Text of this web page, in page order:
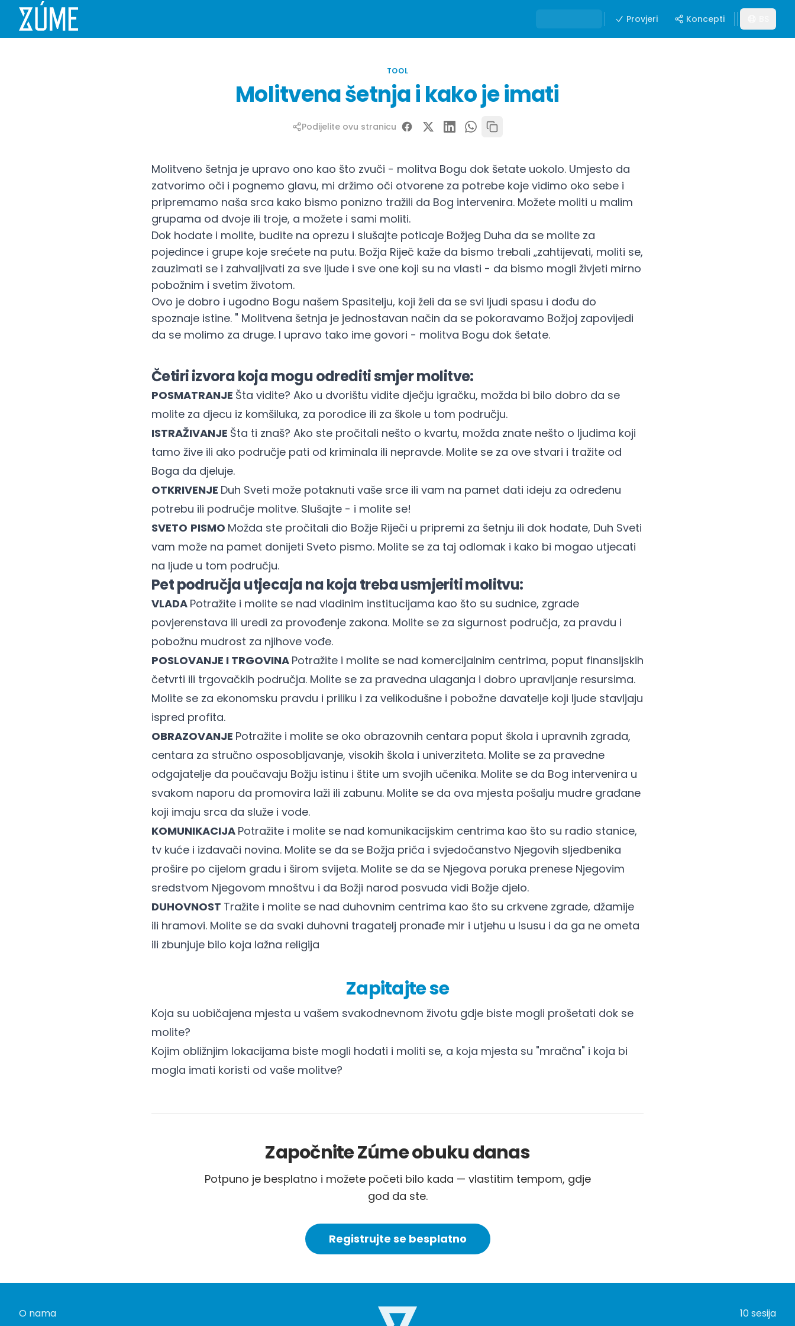
Provjeri Koncepti
TOOL
Molitvena šetnja i kako je imati
Podijelite ovu stranicu
Molitveno šetnja je upravo ono kao što zvuči - molitva Bogu dok šetate uokolo. Umjesto da
zatvorimo oči i pognemo glavu, mi držimo oči otvorene za potrebe koje vidimo oko sebe i
pripremamo naša srca kako bismo ponizno tražili da Bog intervenira. Možete moliti u malim
grupama od dvoje ili troje, a možete i sami moliti.
Dok hodate i molite, budite na oprezu i slušajte poticaje Božjeg Duha da se molite za
pojedince i grupe koje srećete na putu. Božja Riječ kaže da bismo trebali „zahtijevati, moliti se,
zauzimati se i zahvaljivati za sve ljude i sve one koji su na vlasti - da bismo mogli živjeti mirno
pobožnim i svetim životom.
Ovo je dobro i ugodno Bogu našem Spasitelju, koji želi da se svi ljudi spasu i dođu do
spoznaje istine. " Molitvena šetnja je jednostavan način da se pokoravamo Božjoj zapovijedi
da se molimo za druge. I upravo tako ime govori - molitva Bogu dok šetate.
Četiri izvora koja mogu odrediti smjer molitve:
POSMATRANJE Šta vidite? Ako u dvorištu vidite dječju igračku, možda bi bilo dobro da se
molite za djecu iz komšiluka, za porodice ili za škole u tom području.
ISTRAŽIVANJE Šta ti znaš? Ako ste pročitali nešto o kvartu, možda znate nešto o ljudima koji
tamo žive ili ako područje pati od kriminala ili nepravde. Molite se za ove stvari i tražite od
Boga da djeluje.
OTKRIVENJE Duh Sveti može potaknuti vaše srce ili vam na pamet dati ideju za određenu
potrebu ili područje molitve. Slušajte - i molite se!
SVETO PISMO Možda ste pročitali dio Božje Riječi u pripremi za šetnju ili dok hodate, Duh Sveti
vam može na pamet donijeti Sveto pismo. Molite se za taj odlomak i kako bi mogao utjecati
na ljude u tom području.
Pet područja utjecaja na koja treba usmjeriti molitvu:
VLADA Potražite i molite se nad vladinim institucijama kao što su sudnice, zgrade
povjerenstava ili uredi za provođenje zakona. Molite se za sigurnost područja, za pravdu i
pobožnu mudrost za njihove vođe.
POSLOVANJE I TRGOVINA Potražite i molite se nad komercijalnim centrima, poput finansijskih
četvrti ili trgovačkih područja. Molite se za pravedna ulaganja i dobro upravljanje resursima.
Molite se za ekonomsku pravdu i priliku i za velikodušne i pobožne davatelje koji ljude stavljaju
ispred profita.
OBRAZOVANJE Potražite i molite se oko obrazovnih centara poput škola i upravnih zgrada,
centara za stručno osposobljavanje, visokih škola i univerziteta. Molite se za pravedne
odgajatelje da poučavaju Božju istinu i štite um svojih učenika. Molite se da Bog intervenira u
svakom naporu da promovira laži ili zabunu. Molite se da ova mjesta pošalju mudre građane
koji imaju srca da služe i vode.
KOMUNIKACIJA Potražite i molite se nad komunikacijskim centrima kao što su radio stanice,
tv kuće i izdavači novina. Molite se da se Božja priča i svjedočanstvo Njegovih sljedbenika
prošire po cijelom gradu i širom svijeta. Molite se da se Njegova poruka prenese Njegovim
sredstvom Njegovom mnoštvu i da Božji narod posvuda vidi Božje djelo.
DUHOVNOST Tražite i molite se nad duhovnim centrima kao što su crkvene zgrade, džamije
ili hramovi. Molite se da svaki duhovni tragatelj pronađe mir i utjehu u Isusu i da ga ne ometa
ili zbunjuje bilo koja lažna religija
Zapitajte se
Koja su uobičajena mjesta u vašem svakodnevnom životu gdje biste mogli prošetati dok se
molite?
Kojim obližnjim lokacijama biste mogli hodati i moliti se, a koja mjesta su "mračna" i koja bi
mogla imati koristi od vaše molitve?
Započnite Zúme obuku danas
Potpuno je besplatno i možete početi bilo kada — vlastitim tempom, gdje
god da ste.
Registrujte se besplatno
O nama 10 sesija